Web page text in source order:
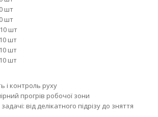
шт
шт
шт
шт
шт
шт
і контроль руху
прогрів робочої зони
від делікатного підрізу до зняття